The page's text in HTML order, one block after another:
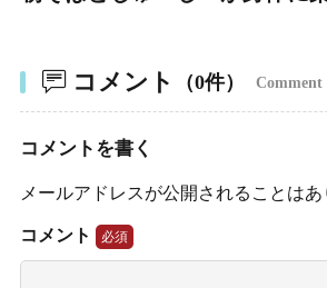
コメント （0件） Comment
コメントを書く
メールアドレスが公開されることはあ
コメント